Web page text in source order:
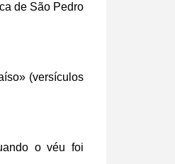
de São Pedro
(versículos
o véu foi